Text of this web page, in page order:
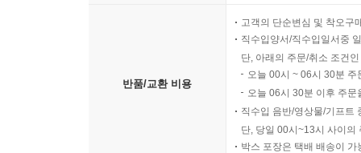
반품/교환 비용
고객의 단순변심 및 착오구
직수입양서/직수입일서중
단, 아래의 주문/취소 조건
오늘 00시 ~ 06시 30분
오늘 06시 30분 이후 주
직수입 음반/영상물/기프트
단, 당일 00시~13시 사이의
박스 포장은 택배 배송이